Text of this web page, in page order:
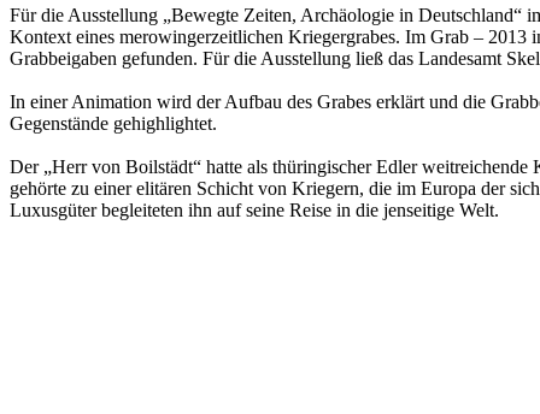
Für die Ausstellung „Bewegte Zeiten, Archäologie in
Kontext eines merowingerzeitlichen Kriegergrabes. Im Grab – 2013
Grabbeigaben gefunden. Für die Ausstellung ließ das Landesamt
In einer Animation wird der Aufbau des Grabes erklärt und die
Gegenstände gehighlightet.
Der „Herr von Boilstädt“ hatte als thüringischer Edler
gehörte zu einer elitären Schicht von Kriegern, die im Europa der
Luxusgüter begleiteten ihn auf seine Reise in die jenseitige Welt.